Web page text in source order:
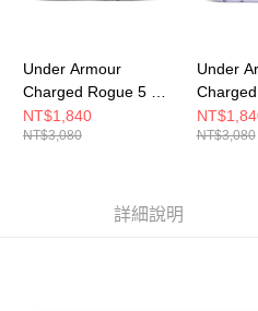
Under Armour
Charged Rogue 5 女
慢跑鞋 3028262-100
NT$1,840
NT$3,080
Under
Charged
跑步鞋
NT$3,080
詳細說明